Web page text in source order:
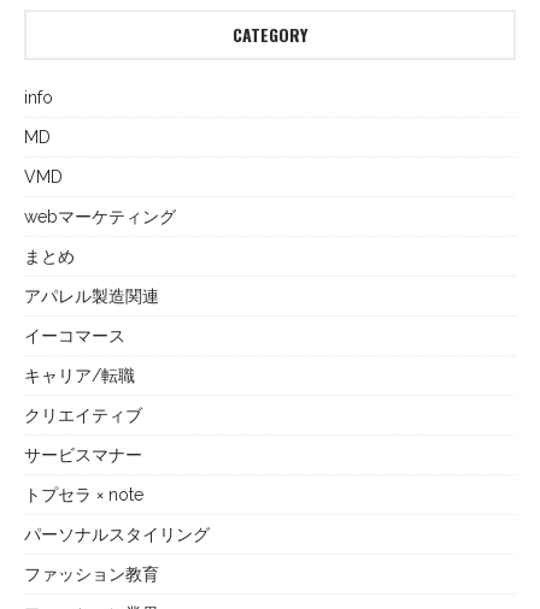
CATEGORY
info
MD
VMD
webマーケティング
まとめ
アパレル製造関連
イーコマース
キャリア/転職
クリエイティブ
サービスマナー
トプセラ × note
パーソナルスタイリング
ファッション教育